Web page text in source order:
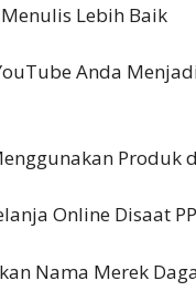
Lebih Baik
Anda
Produk
Online Disaat
Nama Merek